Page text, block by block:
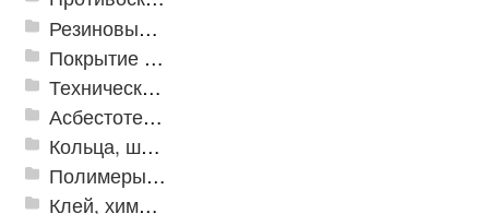
Резиновые и ПВХ дорожки
Покрытие из резиновой крошки
Техническая резина
Асбестотехнические и теплоизоляционные материалы
Кольца, шайбы, манжеты
Полимеры и пластики
Клей, химия, сопутствующие товары